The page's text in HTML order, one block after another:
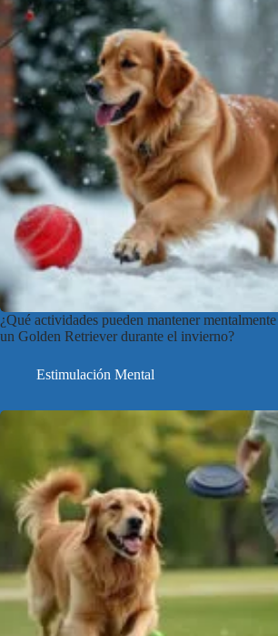
¿Qué actividades pueden mantener
un Golden Retriever durante el invierno?
Estimulación Mental